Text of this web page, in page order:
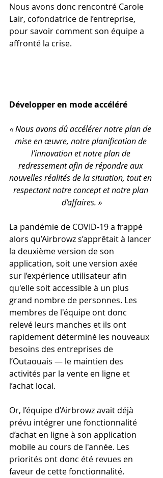
Nous avons donc rencontré Carole
Lair, cofondatrice de l’entreprise,
pour savoir comment son équipe a
affronté la crise.
Développer en mode accéléré
« Nous avons dû accélérer notre plan de
mise en œuvre, notre planification de
l’innovation et notre plan de
redressement afin de répondre aux
nouvelles réalités de la situation, tout en
respectant notre concept et notre plan
d’affaires. »
La pandémie de COVID-19 a frappé
alors qu’Airbrowz s’apprêtait à lancer
la deuxième version de son
application, soit une version axée
sur l’expérience utilisateur afin
qu'elle soit accessible à un plus
grand nombre de personnes. Les
membres de l'équipe ont donc
relevé leurs manches et ils ont
rapidement déterminé les nouveaux
besoins des entreprises de
l’Outaouais — le maintien des
activités par la vente en ligne et
l’achat local.
Or, l’équipe d’Airbrowz avait déjà
prévu intégrer une fonctionnalité
d’achat en ligne à son application
mobile au cours de l'année. Les
priorités ont donc été revues en
faveur de cette fonctionnalité.